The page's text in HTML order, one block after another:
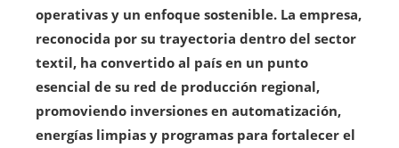
operativas y un enfoque sostenible. La empresa,
reconocida por su trayectoria dentro del sector
textil, ha convertido al país en un punto
esencial de su red de producción regional,
promoviendo inversiones en automatización,
energías limpias y programas para fortalecer el